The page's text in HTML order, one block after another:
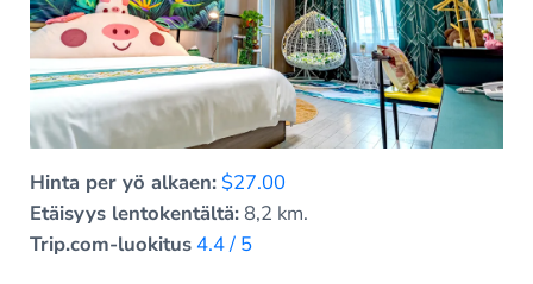
Hinta per yö alkaen: $27.00
Etäisyys lentokentältä:8,2 km.
Trip.com-luokitus 4.4 / 5